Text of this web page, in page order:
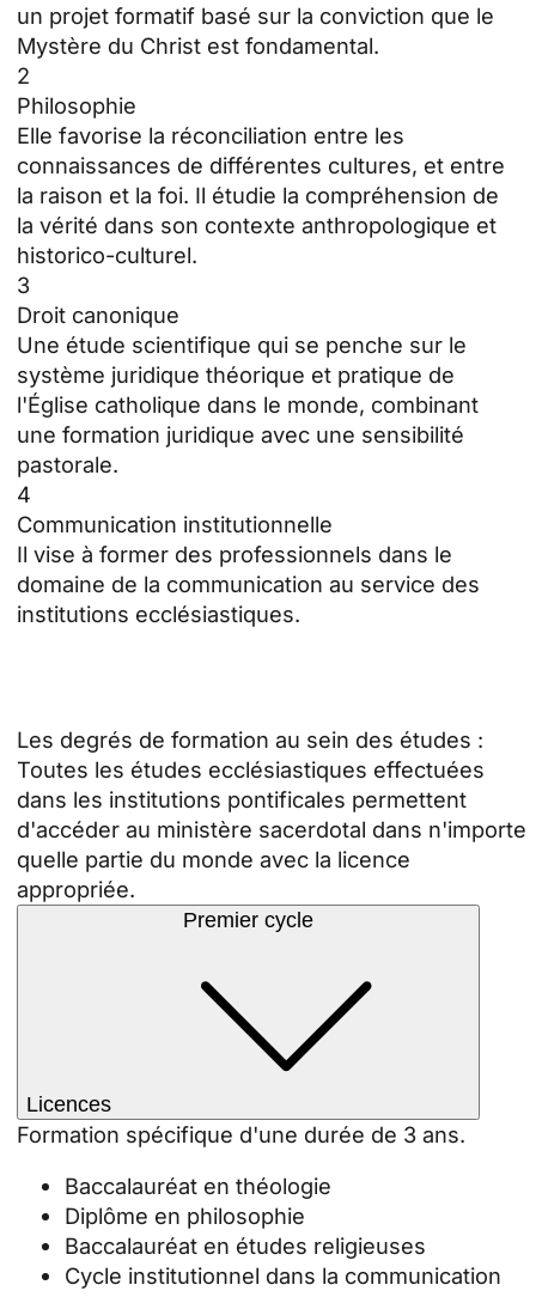
un projet formatif basé sur la conviction que le
Mystère du Christ est fondamental.
2
Philosophie
Elle favorise la réconciliation entre les
connaissances de différentes cultures, et entre
la raison et la foi. Il étudie la compréhension de
la vérité dans son contexte anthropologique et
historico-culturel.
3
Droit canonique
Une étude scientifique qui se penche sur le
système juridique théorique et pratique de
l'Église catholique dans le monde, combinant
une formation juridique avec une sensibilité
pastorale.
4
Communication institutionnelle
Il vise à former des professionnels dans le
domaine de la communication au service des
institutions ecclésiastiques.
Les degrés de formation au sein des études :
Toutes les études ecclésiastiques effectuées
dans les institutions pontificales permettent
d'accéder au ministère sacerdotal dans n'importe
quelle partie du monde avec la licence
appropriée.
Premier cycle
Licences
Formation spécifique d'une durée de 3 ans.
Baccalauréat en théologie
Diplôme en philosophie
Baccalauréat en études religieuses
Cycle institutionnel dans la communication